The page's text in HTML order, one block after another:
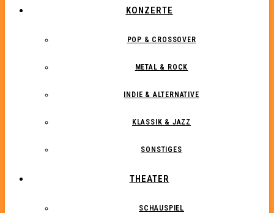
KONZERTE
POP & CROSSOVER
METAL & ROCK
INDIE & ALTERNATIVE
KLASSIK & JAZZ
SONSTIGES
THEATER
SCHAUSPIEL